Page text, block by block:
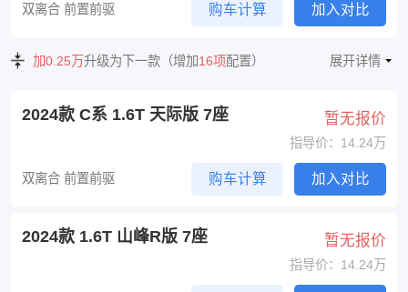
双离合 前置前驱 购车计算 加入对比
加0.25万升级为下一款（增加16项配置） 展开详情
2024款 C系 1.6T 天际版 7座 暂无报价
指导价：14.24万
双离合 前置前驱 购车计算 加入对比
2024款 1.6T 山峰R版 7座 暂无报价
指导价：14.24万